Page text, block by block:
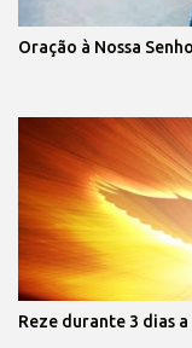
Oração à Nossa
Reze durante 3 dias